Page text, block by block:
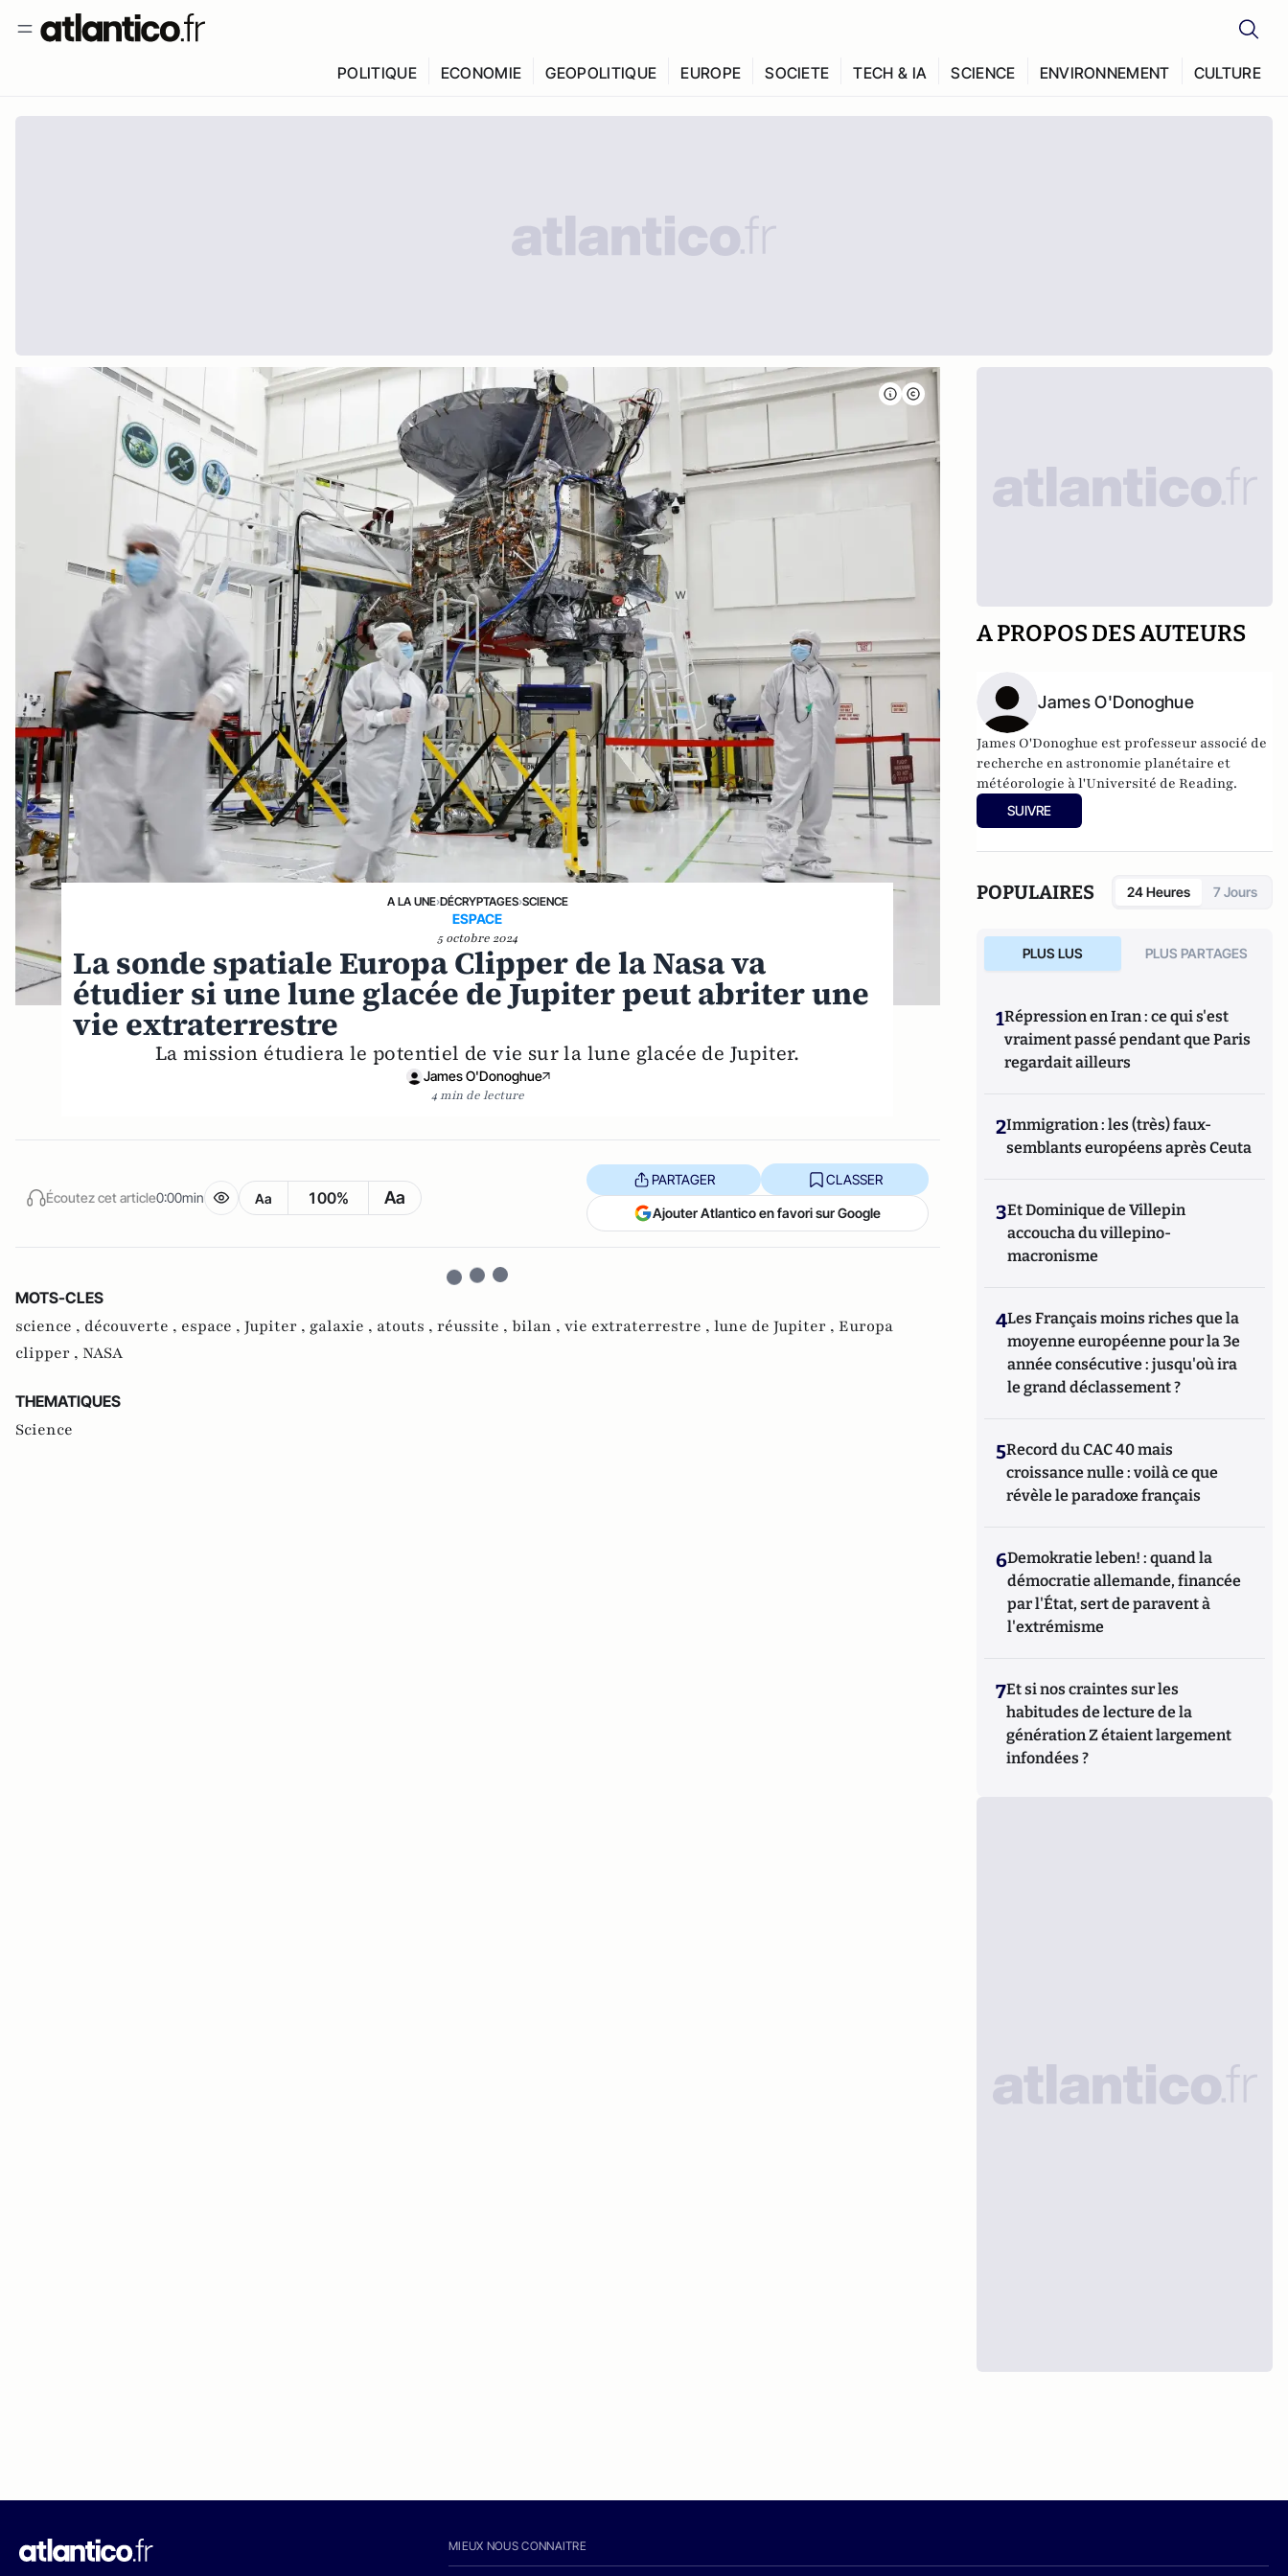
POLITIQUE ECONOMIE GEOPOLITIQUE EUROPE SOCIETE TECH & IA SCIENCE ENVIRONNEMENT CULTURE
A LA UNE›DÉCRYPTAGES›SCIENCE
ESPACE
5 octobre 2024
La sonde spatiale Europa Clipper de la Nasa va
étudier si une lune glacée de Jupiter peut abriter une
vie extraterrestre
La mission étudiera le potentiel de vie sur la lune glacée de Jupiter.
James O'Donoghue
4 min de lecture
Écoutez cet article0:00min Aa 100% Aa
PARTAGER CLASSER
Ajouter Atlantico en favori sur Google
MOTS-CLES
science , découverte , espace , Jupiter , galaxie , atouts , réussite , bilan , vie extraterrestre , lune de Jupiter , Europa
clipper , NASA
THEMATIQUES
Science
A PROPOS DES AUTEURS
James O'Donoghue
James O'Donoghue est professeur associé de
recherche en astronomie planétaire et
météorologie à l'Université de Reading.
SUIVRE
POPULAIRES 24 Heures 7 Jours
PLUS LUS PLUS PARTAGES
1Répression en Iran : ce qui s'est
vraiment passé pendant que Paris
regardait ailleurs
2Immigration : les (très) faux-
semblants européens après Ceuta
3Et Dominique de Villepin
accoucha du villepino-
macronisme
4Les Français moins riches que la
moyenne européenne pour la 3e
année consécutive : jusqu'où ira
le grand déclassement ?
5Record du CAC 40 mais
croissance nulle : voilà ce que
révèle le paradoxe français
6Demokratie leben! : quand la
démocratie allemande, financée
par l'État, sert de paravent à
l'extrémisme
7Et si nos craintes sur les
habitudes de lecture de la
génération Z étaient largement
infondées ?
MIEUX NOUS CONNAITRE